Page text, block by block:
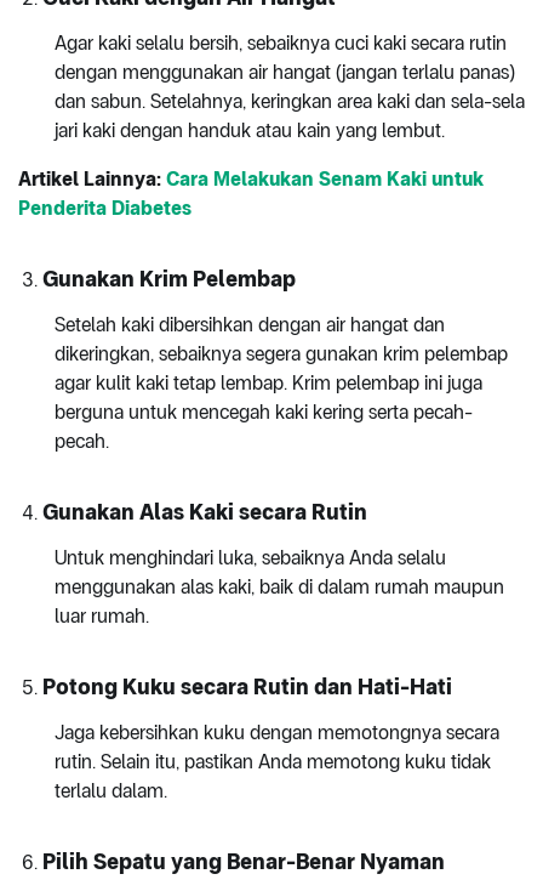
Agar kaki selalu bersih, sebaiknya cuci kaki secara rutin
dengan menggunakan air hangat (jangan terlalu panas)
dan sabun. Setelahnya, keringkan area kaki dan sela-sela
jari kaki dengan handuk atau kain yang lembut.
Artikel Lainnya: Cara Melakukan Senam Kaki untuk
Penderita Diabetes
Gunakan Krim Pelembap
Setelah kaki dibersihkan dengan air hangat dan
dikeringkan, sebaiknya segera gunakan krim pelembap
agar kulit kaki tetap lembap. Krim pelembap ini juga
berguna untuk mencegah kaki kering serta pecah-
pecah.
Gunakan Alas Kaki secara Rutin
Untuk menghindari luka, sebaiknya Anda selalu
menggunakan alas kaki, baik di dalam rumah maupun
luar rumah.
Potong Kuku secara Rutin dan Hati-Hati
Jaga kebersihkan kuku dengan memotongnya secara
rutin. Selain itu, pastikan Anda memotong kuku tidak
terlalu dalam.
Pilih Sepatu yang Benar-Benar Nyaman